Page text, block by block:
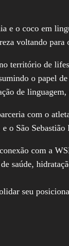
e o coco em
voltando
território de
o papel
de
com o
o São
com a
saúde,
seu